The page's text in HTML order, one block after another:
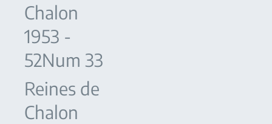
Chalon
1953 -
52Num 33
Reines de
Chalon